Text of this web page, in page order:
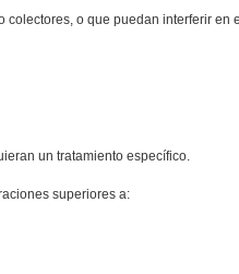
o que puedan interferir en
un tratamiento específico.
superiores a: